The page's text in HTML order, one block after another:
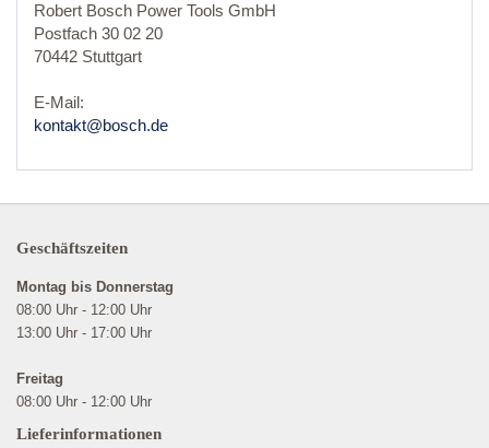
Robert Bosch Power Tools GmbH
Postfach 30 02 20
70442 Stuttgart
E-Mail:
kontakt@bosch.de
Geschäftszeiten
Montag bis Donnerstag
08:00 Uhr - 12:00 Uhr
13:00 Uhr - 17:00 Uhr
Freitag
08:00 Uhr - 12:00 Uhr
Lieferinformationen